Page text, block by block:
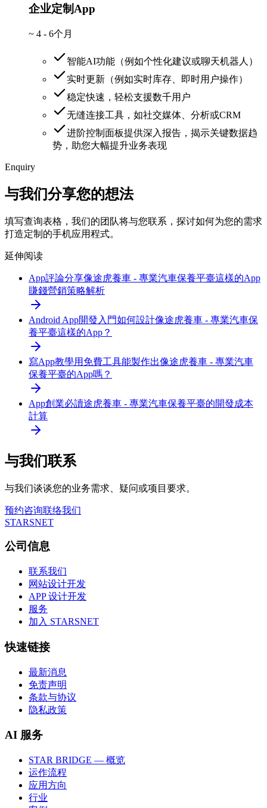
企业定制App
~ 4 - 6个月
智能AI功能（例如个性化建议或聊天机器人）
实时更新（例如实时库存、即时用户操作）
稳定快速，轻松支援数千用户
无缝连接工具，如社交媒体、分析或CRM
进阶控制面板提供深入报告，揭示关键数据趋
势，助您大幅提升业务表现
Enquiry
与我们分享您的想法
填写查询表格，我们的团队将与您联系，探讨如何为您的需求
打造定制的手机应用程式。
延伸阅读
App評論分享像途虎養車 - 專業汽車保養平臺這樣的App
賺錢營銷策略解析
Android App開發入門如何設計像途虎養車 - 專業汽車保
養平臺這樣的App？
寫App教學用免費工具能製作出像途虎養車 - 專業汽車
保養平臺的App嗎？
App創業必讀途虎養車 - 專業汽車保養平臺的開發成本
計算
与我们联系
与我们谈谈您的业务需求、疑问或项目要求。
预约咨询联络我们
STARSNET
公司信息
联系我们
网站设计开发
APP 设计开发
服务
加入 STARSNET
快速链接
最新消息
免责声明
条款与协议
隐私政策
AI 服务
STAR BRIDGE — 概览
运作流程
应用方向
行业